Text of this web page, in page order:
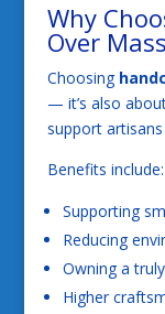
Why
Over
Choosing
— it’s also
support
Benefits include:
Supporting
Reducing
Owning a
Higher